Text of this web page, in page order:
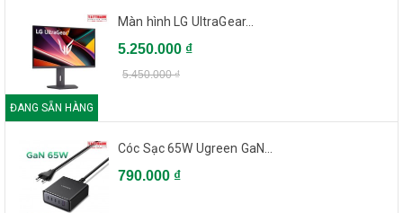
ĐANG SẴN HÀNG
Màn hình LG UltraGear...
5.250.000 ₫
5.450.000 ₫
Cóc Sạc 65W Ugreen GaN...
790.000 ₫